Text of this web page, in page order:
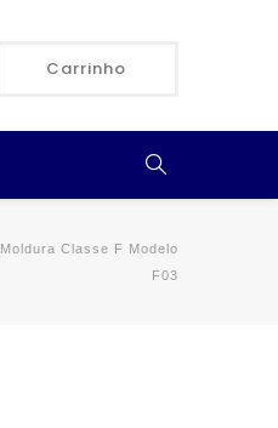
Carrinho
Moldura Classe F Modelo
F03